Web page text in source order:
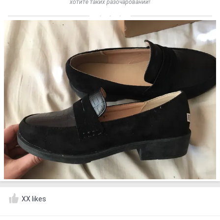
хотите таких разочарований!
XX likes